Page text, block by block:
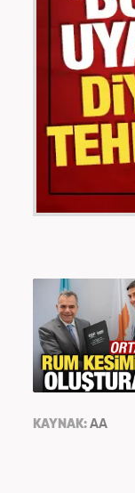
KAYNAK: AA